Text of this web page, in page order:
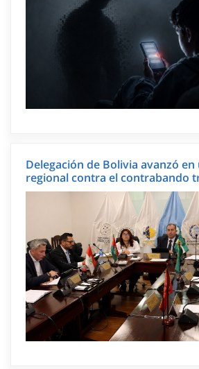
Delegación de Bolivia avanzó
regional contra el contrabando